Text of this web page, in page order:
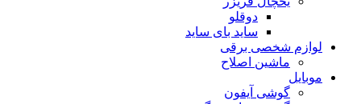
دوقلو
ساید بای ساید
لوازم شخصی برقی
ماشین اصلاح
موبایل
گوشی آیفون